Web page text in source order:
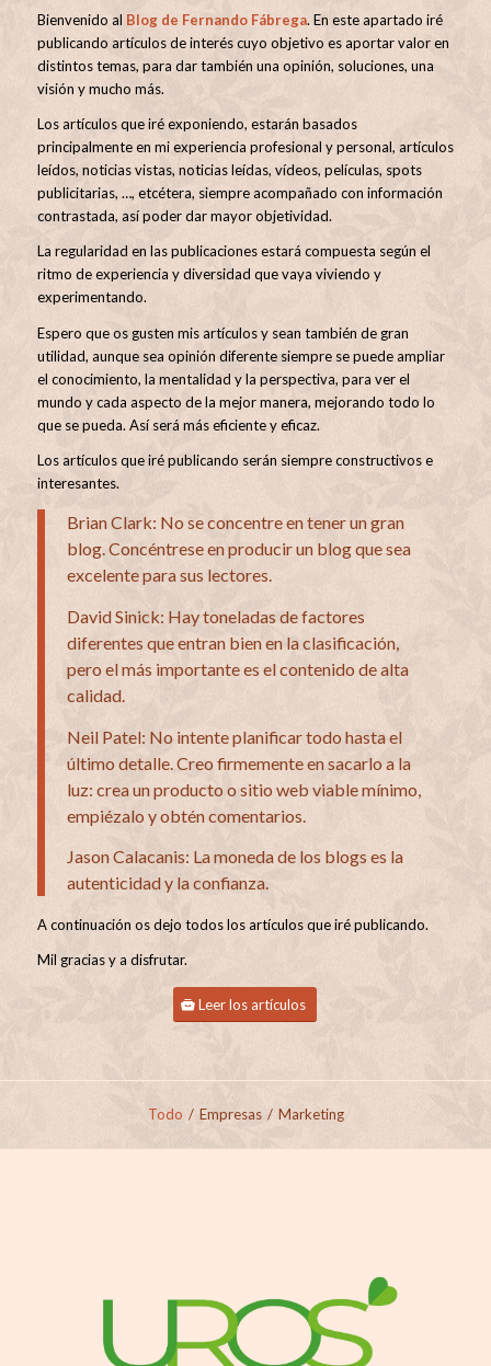
Bienvenido al Blog de Fernando Fábrega. En este apartado iré
publicando artículos de interés cuyo objetivo es aportar valor en
distintos temas, para dar también una opinión, soluciones, una
visión y mucho más.
Los artículos que iré exponiendo, estarán basados
principalmente en mi experiencia profesional y personal, artículos
leídos, noticias vistas, noticias leídas, vídeos, películas, spots
publicitarias, …, etcétera, siempre acompañado con información
contrastada, así poder dar mayor objetividad.
La regularidad en las publicaciones estará compuesta según el
ritmo de experiencia y diversidad que vaya viviendo y
experimentando.
Espero que os gusten mis artículos y sean también de gran
utilidad, aunque sea opinión diferente siempre se puede ampliar
el conocimiento, la mentalidad y la perspectiva, para ver el
mundo y cada aspecto de la mejor manera, mejorando todo lo
que se pueda. Así será más eficiente y eficaz.
Los artículos que iré publicando serán siempre constructivos e
interesantes.
Brian Clark: No se concentre en tener un gran
blog. Concéntrese en producir un blog que sea
excelente para sus lectores.
David Sinick: Hay toneladas de factores
diferentes que entran bien en la clasificación,
pero el más importante es el contenido de alta
calidad.
Neil Patel: No intente planificar todo hasta el
último detalle. Creo firmemente en sacarlo a la
luz: crea un producto o sitio web viable mínimo,
empiézalo y obtén comentarios.
Jason Calacanis: La moneda de los blogs es la
autenticidad y la confianza.
A continuación os dejo todos los artículos que iré publicando.
Mil gracias y a disfrutar.
Leer los artículos
Todo / Empresas / Marketing